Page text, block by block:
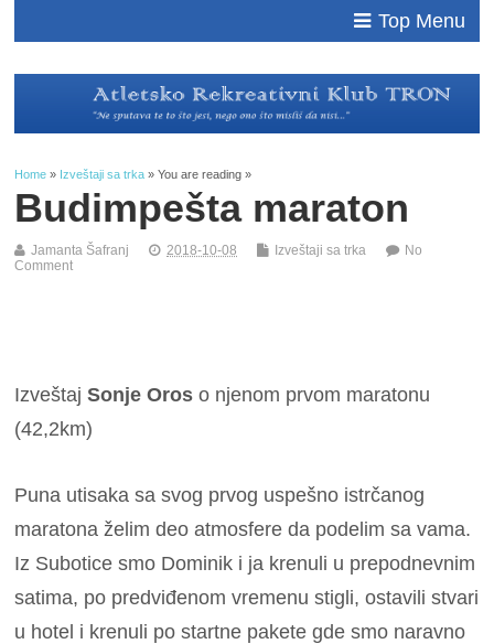
Top Menu
Home » Izveštaji sa trka » You are reading »
Budimpešta maraton
Jamanta Šafranj 2018-10-08 Izveštaji sa trka
No
Comment
IzveštajSonje Oros o njenom prvom maratonu
(42,2km)
Puna utisaka sa svog prvog uspešno istrčanog
maratona želim deo atmosfere da podelim sa vama.
Iz Subotice smo Dominik i ja krenuli u prepodnevnim
satima, po predviđenom vremenu stigli, ostavili stvari
u hotel i krenuli po startne pakete gde smo naravno